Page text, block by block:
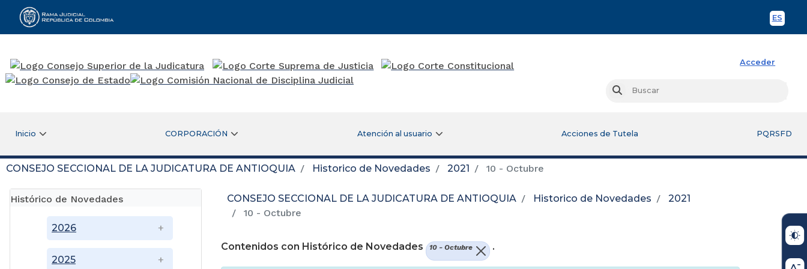
ES
Rama Judicial
Acceder
Buscar
Inicio CORPORACIÓN Atención al usuario Acciones de Tutela PQRSFD
CONSEJO SECCIONAL DE LA JUDICATURA DE ANTIOQUIA Historico de Novedades 2021 10 - Octubre
Histórico de Novedades
2025
2026
CONSEJO SECCIONAL DE LA JUDICATURA DE ANTIOQUIA Historico de Novedades
2021
10 - Octubre
Contenidos con Histórico de Novedades 10 - Octubre .